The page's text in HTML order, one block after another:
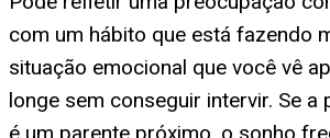
com um hábito que está fazendo
situação emocional que você vê
longe sem conseguir intervir. Se a